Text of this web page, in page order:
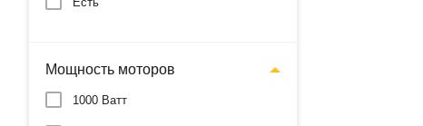
Мощность моторов
1000 Ватт